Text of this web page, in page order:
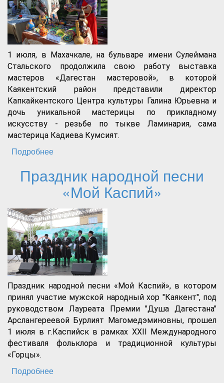
1 июля, в Махачкале, на бульваре имени Сулеймана
Стальского продолжила свою работу выставка
мастеров «Дагестан мастеровой», в которой
Каякентский район представили директор
Капкайкентского Центра культуры Галина Юрьевна и
дочь уникальной мастерицы по прикладному
искусству - резьбе по тыкве Ламинария, сама
мастерица Кадиева Кумсият.
Подробнее
Праздник народной песни
«Мой Каспий»
Праздник народной песни «Мой Каспий», в котором
принял участие мужской народный хор "Каякент", под
руководством Лауреата Премии "Душа Дагестана"
Арслангереевой Бурлият Магомедэминовны, прошел
1 июля в г.Каспийск в рамках XXII Международного
фестиваля фольклора и традиционной культуры
«Горцы».
Подробнее